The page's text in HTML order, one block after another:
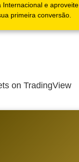
Internacional e aproveite
primeira conversão.
on TradingView